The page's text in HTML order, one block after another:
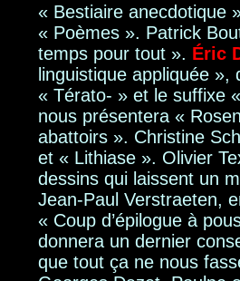
« Bestiaire anecdotique
« Poèmes ». Patrick
temps pour tout ». Éric
linguistique appliquée
« Térato- » et le suffixe
nous présentera «
abattoirs ». Christine
et « Lithiase ». Olivier
dessins qui laissent un
Jean-Paul Verstraeten,
« Coup d’épilogue à
donnera un dernier
que tout ça ne nous